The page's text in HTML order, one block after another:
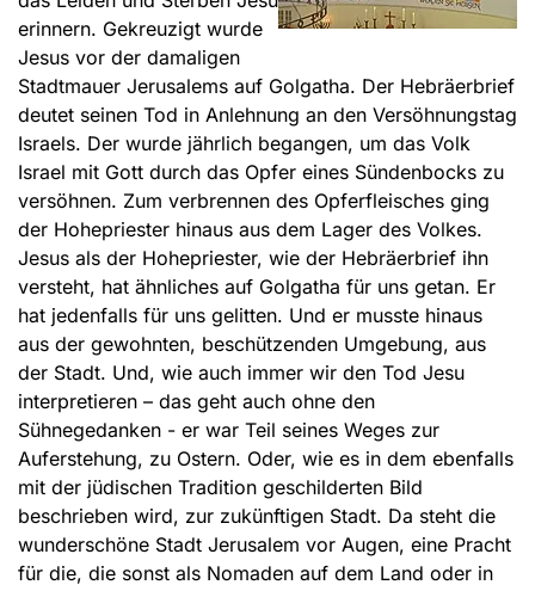
erinnern. Gekreuzigt wurde
Jesus vor der damaligen
Stadtmauer Jerusalems auf Golgatha. Der Hebräerbrief
deutet seinen Tod in Anlehnung an den Versöhnungstag
Israels. Der wurde jährlich begangen, um das Volk
Israel mit Gott durch das Opfer eines Sündenbocks zu
versöhnen. Zum verbrennen des Opferfleisches ging
der Hohepriester hinaus aus dem Lager des Volkes.
Jesus als der Hohepriester, wie der Hebräerbrief ihn
versteht, hat ähnliches auf Golgatha für uns getan. Er
hat jedenfalls für uns gelitten. Und er musste hinaus
aus der gewohnten, beschützenden Umgebung, aus
der Stadt. Und, wie auch immer wir den Tod Jesu
interpretieren – das geht auch ohne den
Sühnegedanken - er war Teil seines Weges zur
Auferstehung, zu Ostern. Oder, wie es in dem ebenfalls
mit der jüdischen Tradition geschilderten Bild
beschrieben wird, zur zukünftigen Stadt. Da steht die
wunderschöne Stadt Jerusalem vor Augen, eine Pracht
für die, die sonst als Nomaden auf dem Land oder in